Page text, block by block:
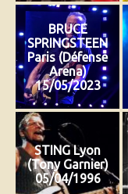
BRUCE
SPRINGSTEEN
Paris (Défense
Arena)
15/05/2023
STING Lyon
(Tony Garnier)
05/04/1996